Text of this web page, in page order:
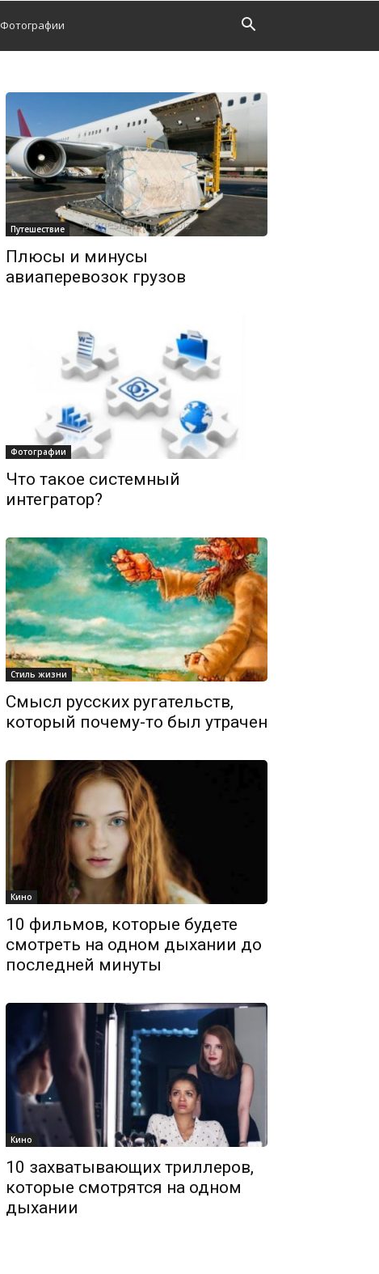
Фотографии
Путешествие
Плюсы и минусы
авиаперевозок грузов
Фотографии
Что такое системный
интегратор?
Стиль жизни
Смысл русских ругательств,
который почему-то был утрачен
Кино
10 фильмов, которые будете
смотреть на одном дыхании до
последней минуты
Кино
10 захватывающих триллеров,
которые смотрятся на одном
дыхании